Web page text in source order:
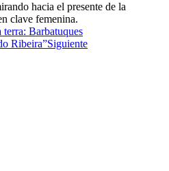
hacia el presente de la
clave femenina.
terra: Barbatuques
Ribeira”Siguiente